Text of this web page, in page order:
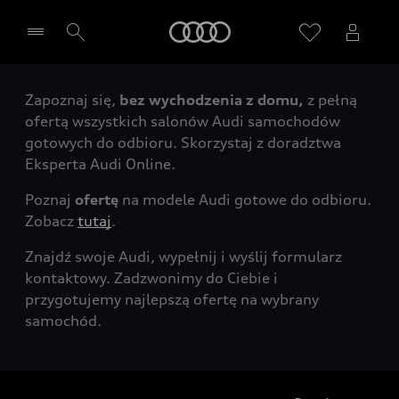
Wybierz Twojego Partnera Audi
Zapoznaj się, bez wychodzenia z domu, z pełną
ofertą wszystkich salonów Audi samochodów
gotowych do odbioru. Skorzystaj z doradztwa
Eksperta Audi Online.
Poznaj ofertę na modele Audi gotowe do odbioru.
Zobacz tutaj.
Znajdź swoje Audi, wypełnij i wyślij formularz
kontaktowy. Zadzwonimy do Ciebie i
przygotujemy najlepszą ofertę na wybrany
samochód.